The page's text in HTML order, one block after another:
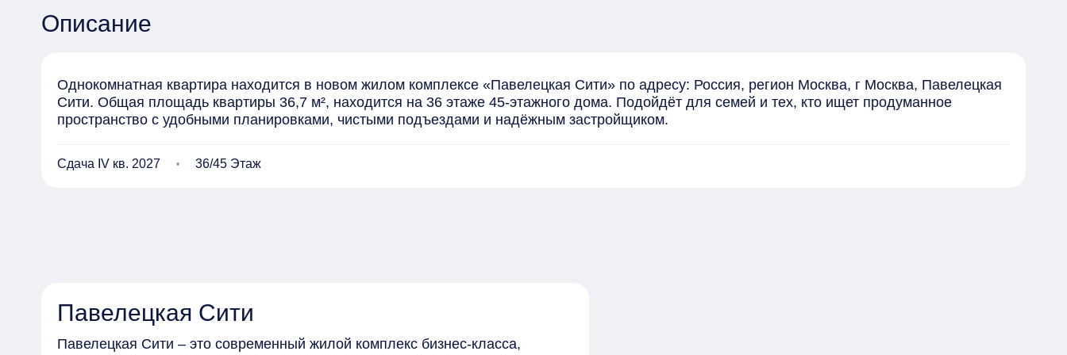
Описание
Однокомнатная квартира находится в новом жилом комплексе «Павелецкая Сити» по адресу: Россия, регион Москва, г Москва, Павелецкая
Сити. Общая площадь квартиры 36,7 м², находится на 36 этаже 45-этажного дома. Подойдёт для семей и тех, кто ищет продуманное
пространство с удобными планировками, чистыми подъездами и надёжным застройщиком.
Сдача IV кв. 2027 36/45 Этаж
Павелецкая Сити
Павелецкая Сити – это современный жилой комплекс бизнес-класса,